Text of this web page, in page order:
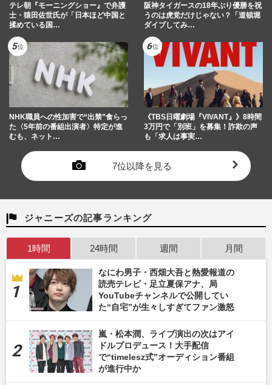
テレ朝『モーニングショー』で弁護
士・猿田佐世氏が「日本ほど中国と
揉めている国…
阪神タイガースの18年ぶり優勝を祝
うのは虎党だけじゃない？「道頓堀
ダイブしてみ…
NHK職員への性加害で“出禁”食らっ
た〈5年前の番組出演者〉特定が進
むも、ネット…
《TBS日曜劇場『VIVANT』》8時間
3万円で「別班」を募集！詐欺の声
も「求人は事実…
7位以降を見る
ジャニーズの記事ランキング
1時間 24時間 週間 月間
なにわ男子・西畑大吾と熱愛報道の
読売テレビ・足立夏保アナ、局
YouTubeチャンネルで公開してい
た“自宅”が生々しすぎてファン激怒
嵐・松本潤、ライブ演出の次はアイ
ドルプロデュース！大手配信
で“timelesz式”オーディション番組
が進行中か